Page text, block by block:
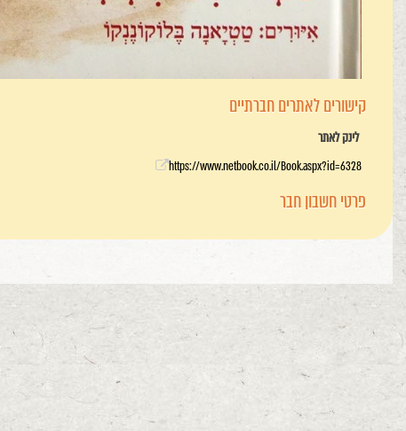
קישורים לאתרים חברתיים
לינק לאתר
https://www.netbook.co.il/Book.aspx?id=6328
פרטי חשבון חבר